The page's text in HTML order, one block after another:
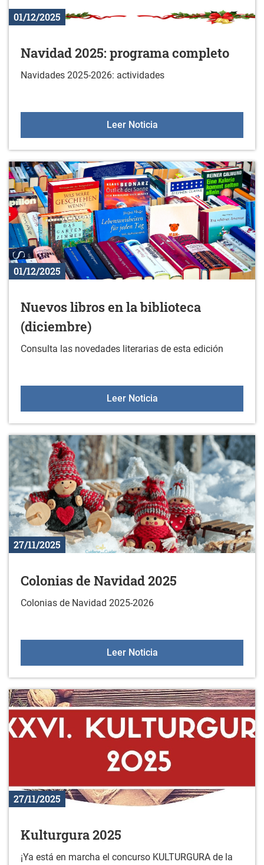
01/12/2025
Navidad 2025: programa completo
Navidades 2025-2026: actividades
Leer NoticiaNavidad 2025:
01/12/2025
Nuevos libros en la biblioteca
(diciembre)
Consulta las novedades literarias de esta edición
Leer NoticiaNuevos libros en la
27/11/2025
Colonias de Navidad 2025
Colonias de Navidad 2025-2026
Leer NoticiaColonias de Navidad
27/11/2025
Kulturgura 2025
¡Ya está en marcha el concurso KULTURGURA de la